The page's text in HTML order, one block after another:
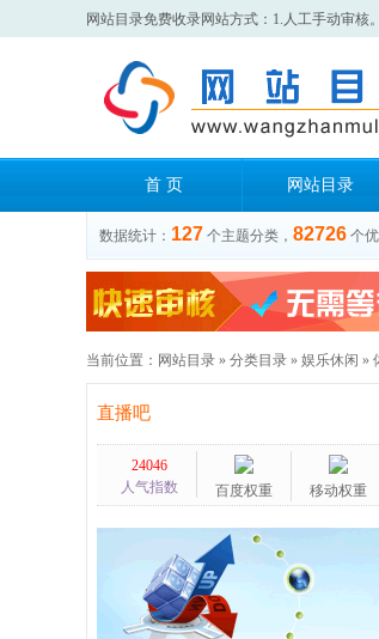
网站目录免费收录网站方式：1.人工手动审核
首 页 网站目录
数据统计： 127 个主题分类， 82726 个
当前位置： 网站目录 » 分类目录 » 娱乐休闲 »
直播吧
24046
人气指数
百度权重 移动权重